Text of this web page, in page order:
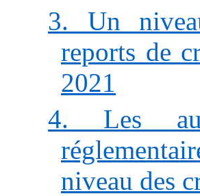
3. Un
reports de
2021
4. Les
niveau des